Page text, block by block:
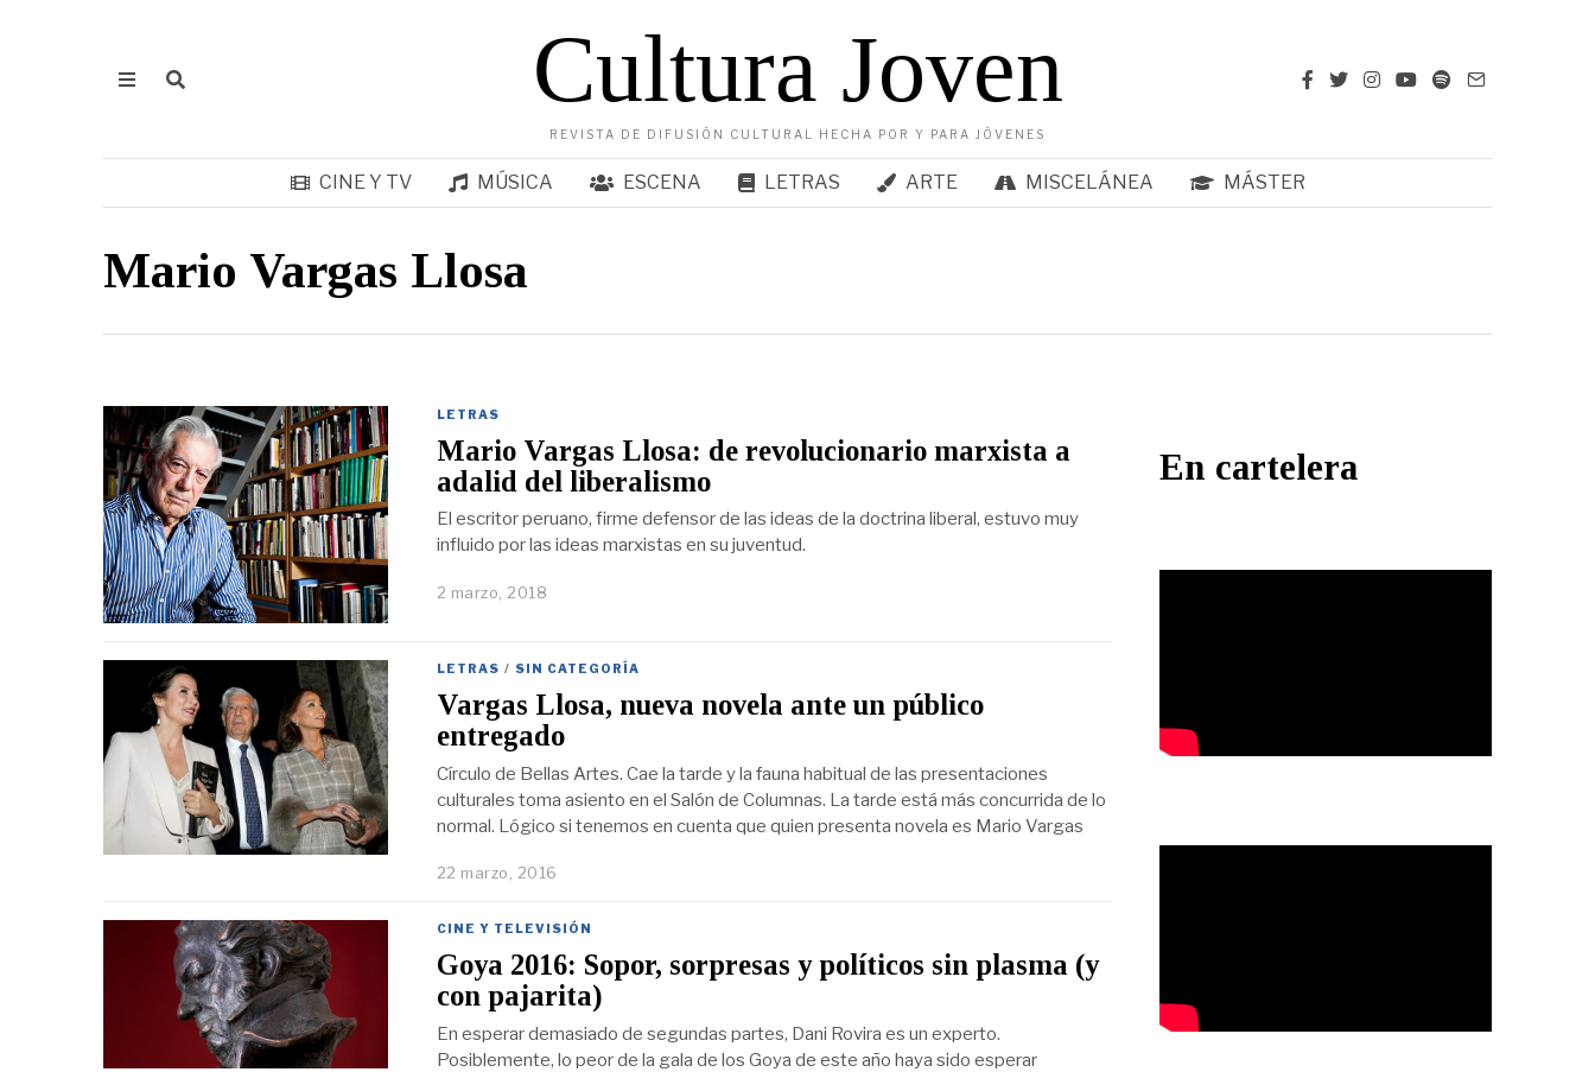
Cultura Joven
REVISTA DE DIFUSIÓN CULTURAL HECHA POR Y PARA JÓVENES
CINE Y TV MÚSICA ESCENA LETRAS ARTE MISCELÁNEA MÁSTER
Mario Vargas Llosa
LETRAS
Mario Vargas Llosa: de revolucionario marxista a
adalid del liberalismo
El escritor peruano, firme defensor de las ideas de la doctrina liberal, estuvo muy
influido por las ideas marxistas en su juventud.
2 marzo, 2018
LETRAS / SIN CATEGORÍA
Vargas Llosa, nueva novela ante un público
entregado
Círculo de Bellas Artes. Cae la tarde y la fauna habitual de las presentaciones
culturales toma asiento en el Salón de Columnas. La tarde está más concurrida de lo
normal. Lógico si tenemos en cuenta que quien presenta novela es Mario Vargas
22 marzo, 2016
CINE Y TELEVISIÓN
Goya 2016: Sopor, sorpresas y políticos sin plasma (y
con pajarita)
En esperar demasiado de segundas partes, Dani Rovira es un experto.
Posiblemente, lo peor de la gala de los Goya de este año haya sido esperar
En cartelera